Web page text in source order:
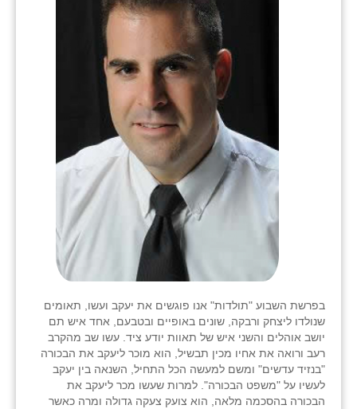
בפרשת השבוע "תולדות" אנו פוגשים את יעקב ועשו, תאומים
שנולדו ליצחק ורבקה, שונים באופיים ובטבעם, אחד איש תם
יושב אוהלים והשני איש של תאוות יודע ציד. עשו שב מהקרב
רעב ורואה את אחיו מכין תבשיל, הוא מוכר ליעקב את הבכורה
"בנזיד עדשים" ומשם למעשה הכל התחיל, השנאה בין יעקב
לעשיו על "משפט הבכורה". למרות שעשו מכר ליעקב את
הבכורה בהסכמה מלאה, הוא צועק צעקה גדולה ומרה כאשר